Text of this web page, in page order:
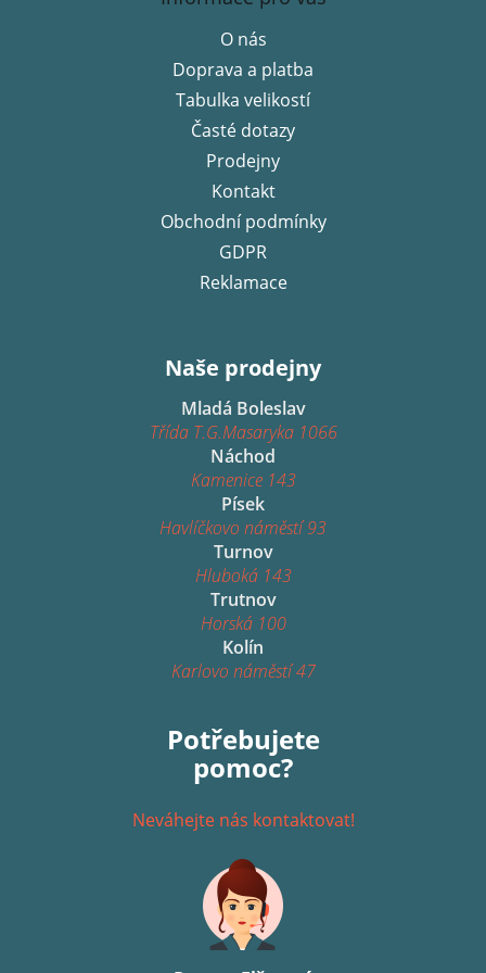
O nás
Doprava a platba
Tabulka velikostí
Časté dotazy
Prodejny
Kontakt
Obchodní podmínky
GDPR
Reklamace
Naše prodejny
Mladá Boleslav
Třída T.G.Masaryka 1066
Náchod
Kamenice 143
Písek
Havlíčkovo náměstí 93
Turnov
Hluboká 143
Trutnov
Horská 100
Kolín
Karlovo náměstí 47
Potřebujete
pomoc?
Neváhejte nás kontaktovat!